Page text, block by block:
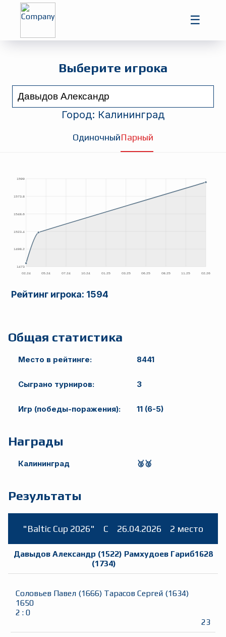
☰
Выберите игрока
Город: Калининград
ОдиночныйПарный
Рейтинг игрока: 1594
Общая статистика
Место в рейтинге: 8441
Сыграно турниров: 3
Игр (победы-поражения): 11 (6-5)
Награды
Калининград 🥈🥈
Результаты
"Baltic Cup 2026" C 26.04.2026 2 место
Давыдов Александр (1522) Рамхудоев Гариб
(1734)
1628
Соловьев Павел (1666) Тарасов Сергей (1634)
1650
2 : 0
23